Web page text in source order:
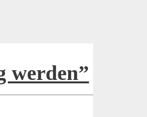
werden”